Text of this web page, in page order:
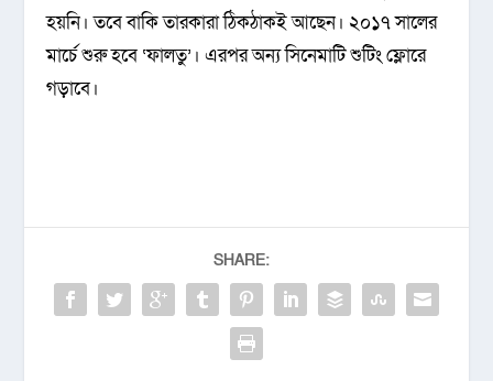
হয়নি। তবে বাকি তারকারা ঠিকঠাকই আছেন। ২০১৭ সালের
মার্চে শুরু হবে ‘ফালতু’। এরপর অন্য সিনেমাটি শুটিং ফ্লোরে
গড়াবে।
SHARE: